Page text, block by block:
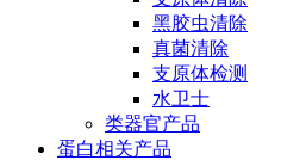
黑胶虫清除
真菌清除
支原体检测
水卫士
类器官产品
蛋白相关产品